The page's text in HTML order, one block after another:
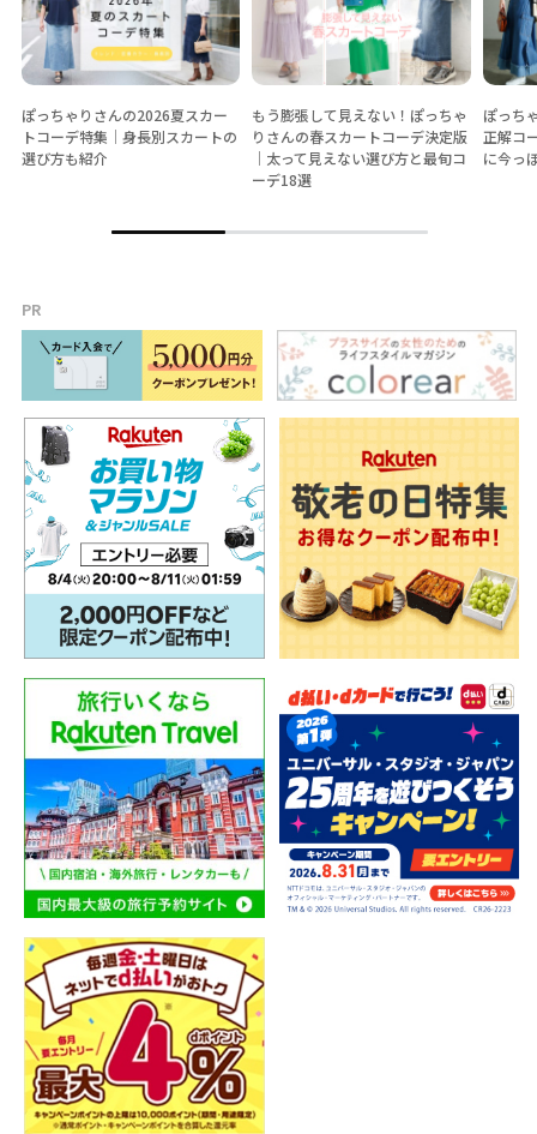
ぽっちゃりさんの2026夏スカー
トコーデ特集│身長別スカートの
選び方も紹介
もう膨張して見えない！ぽっちゃ
りさんの春スカートコーデ決定版
│太って見えない選び方と最旬コ
ーデ18選
ぽっち
正解コ
に今っ
PR